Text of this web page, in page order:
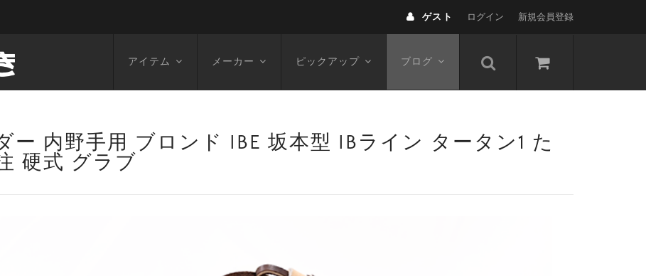
ゲスト ログイン 新規会員登録
アイテム メーカー ピックアップ ブログ
ー 内野手用 ブロンド IBE 坂本型 IBライン タータン1 た
硬式 グラブ